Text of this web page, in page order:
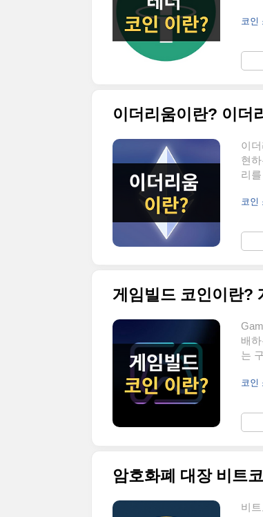
화
고
나
코인
이더리움이란? 이더
이
현
리
오
활
플
코인
게임빌드 코인이란?
배
는
입
분
코인
암호화폐 대장 비트
비